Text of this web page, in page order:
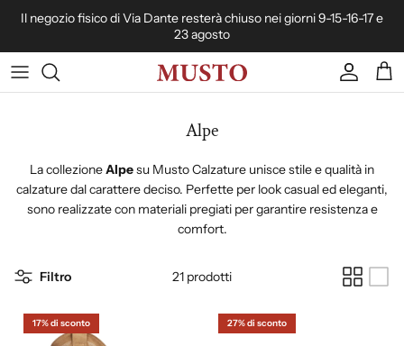
Passa ai contenuti
Il negozio fisico di Via Dante resterà chiuso nei giorni 9-15-16-17 e
23 agosto
Account
Alpe
La collezioneAlpesu Musto Calzature unisce stile e qualità in
calzature dal carattere deciso. Perfette per look casual ed eleganti,
sono realizzate con materiali pregiati per garantire resistenza e
comfort.
Filtro 21 prodotti
17% di sconto 27% di sconto